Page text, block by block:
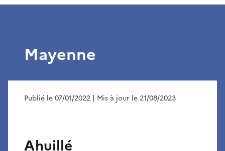
Mayenne
Publié le 07/01/2022 | Mis à jour le 21/08/2023
Ahuillé